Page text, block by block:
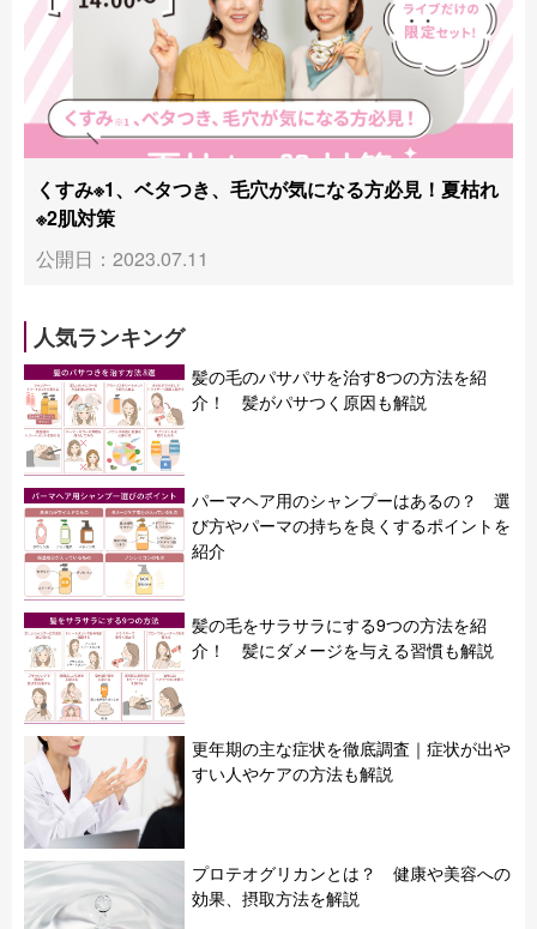
くすみ※1、ベタつき、毛穴が気になる方必見！夏枯れ
※2肌対策
公開日：2023.07.11
人気ランキング
髪の毛のパサパサを治す8つの方法を紹
介！ 髪がパサつく原因も解説
パーマヘア用のシャンプーはあるの？ 選
び方やパーマの持ちを良くするポイントを
紹介
髪の毛をサラサラにする9つの方法を紹
介！ 髪にダメージを与える習慣も解説
更年期の主な症状を徹底調査｜症状が出や
すい人やケアの方法も解説
プロテオグリカンとは？ 健康や美容への
効果、摂取方法を解説